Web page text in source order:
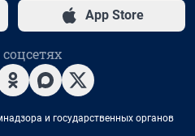
App Store
и государственных органов